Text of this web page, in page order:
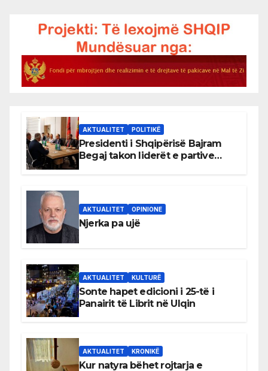
AKTUALITET POLITIKË
Presidenti i Shqipërisë Bajram
Begaj takon liderët e partive
AKTUALITET OPINIONE
Njerka pa ujë
AKTUALITET KULTURË
Sonte hapet edicioni i 25-të i
Panairit të Librit në Ulqin
AKTUALITET KRONIKË
Kur natyra bëhet rojtarja e